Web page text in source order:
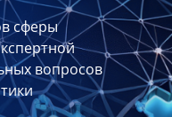
сферы
вопросов